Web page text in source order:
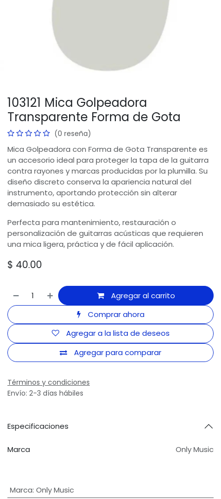
103121 Mica Golpeadora
Transparente Forma de Gota
(0 reseña)
Mica Golpeadora con Forma de Gota Transparente es
un accesorio ideal para proteger la tapa de la guitarra
contra rayones y marcas producidas por la plumilla. Su
diseño discreto conserva la apariencia natural del
instrumento, aportando protección sin alterar
demasiado su estética.
Perfecta para mantenimiento, restauración o
personalización de guitarras acústicas que requieren
una mica ligera, práctica y de fácil aplicación.
$ 40.00
Agregar al carrito
Comprar ahora
Agregar para comparar
Agregar a la lista de deseos
Términos y condiciones
Envío: 2-3 días hábiles
Especificaciones
Marca Only Music
Marca: Only Music